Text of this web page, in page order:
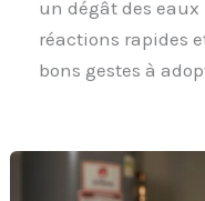
un dégât des
réactions rapides
bons gestes à